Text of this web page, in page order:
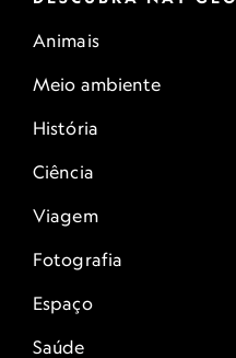
Animais
Meio ambiente
História
Ciência
Viagem
Fotografia
Espaço
Saúde